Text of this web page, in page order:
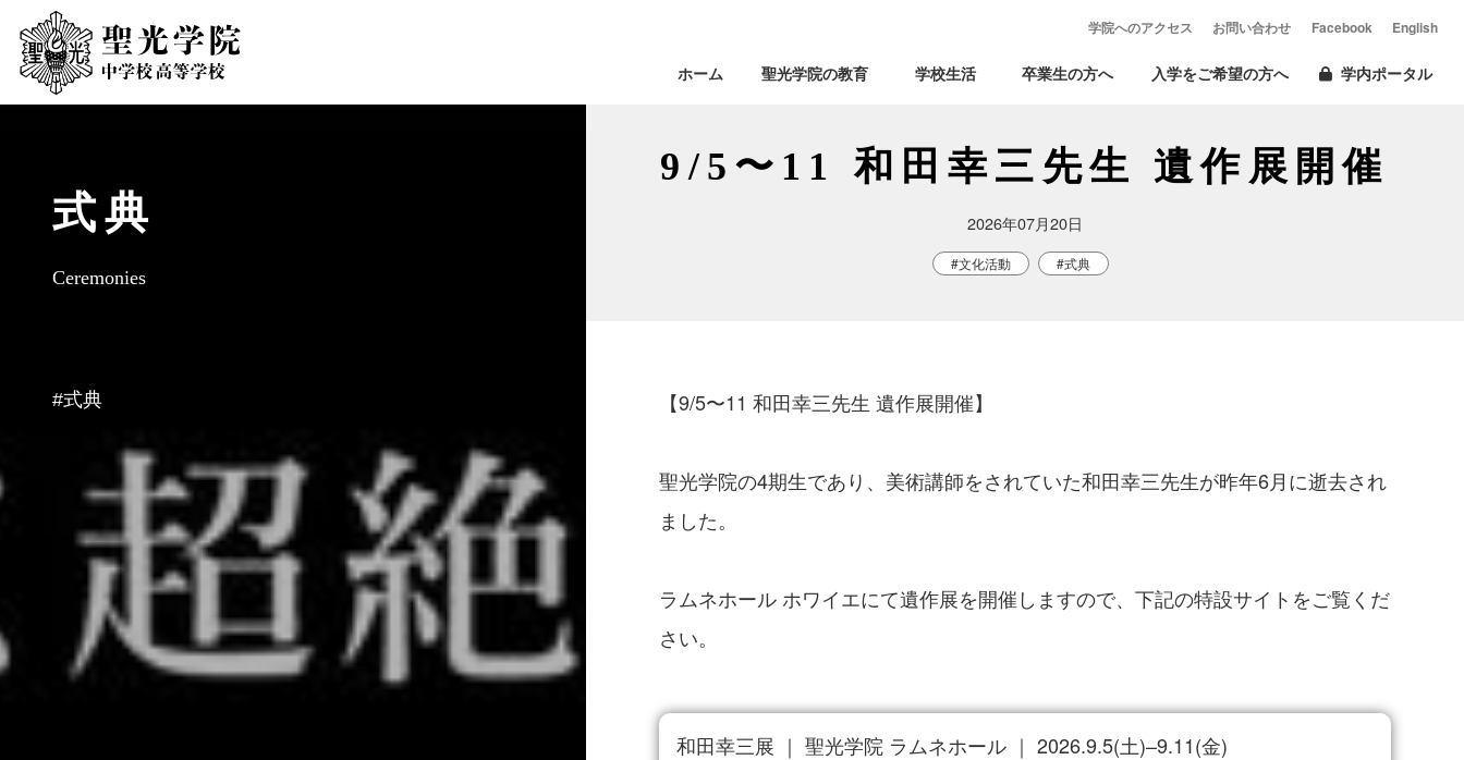
ホーム 聖光学院の教育 学校生活 卒業生の方へ 入学をご希望の方へ 学内ポータル
学院へのアクセス お問い合わせ Facebook English
式典
Ceremonies
#式典
9/5〜11 和田幸三先生 遺作展開催
2026年07月20日
#文化活動 #式典
【9/5〜11 和田幸三先生 遺作展開催】
聖光学院の4期生であり、美術講師をされていた和田幸三先生が昨年6月に逝去され
ました。
ラムネホール ホワイエにて遺作展を開催しますので、下記の特設サイトをご覧くだ
さい。
和田幸三展 ｜ 聖光学院 ラムネホール ｜ 2026.9.5(土)–9.11(金)